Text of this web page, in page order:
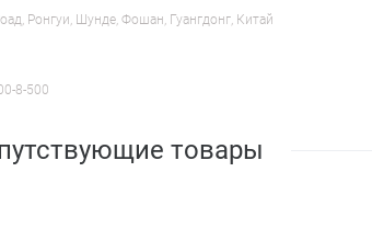
Ронгуи, Шунде, Фошан, Гуангдонг, Китай
8-500
товары